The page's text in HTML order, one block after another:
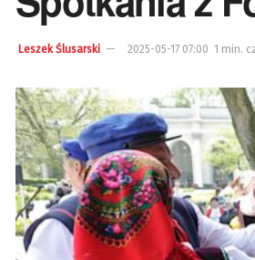
Leszek Ślusarski 2025-05-17 07:00 1 min.